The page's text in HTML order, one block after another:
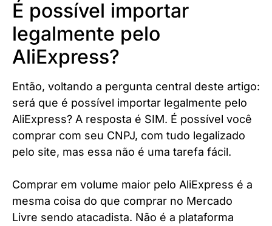
É possível importar
legalmente pelo
AliExpress?
Então, voltando a pergunta central deste artigo:
será que é possível importar legalmente pelo
AliExpress? A resposta é SIM. É possível você
comprar com seu CNPJ, com tudo legalizado
pelo site, mas essa não é uma tarefa fácil.
Comprar em volume maior pelo AliExpress é a
mesma coisa do que comprar no Mercado
Livre sendo atacadista. Não é a plataforma